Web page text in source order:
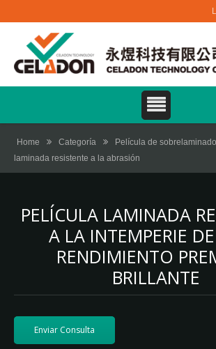
Home Categoría Película de sobrelaminado
laminada resistente a la abrasión
PELÍCULA LAMINADA
A LA INTEMPERIE
RENDIMIENTO
BRILLANTE
Enviar Consulta